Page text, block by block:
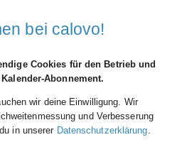
Schleswig-Holstein
bei calovo!
Cookies für den Betrieb und
Abonnement.
wir deine Einwilligung. Wir
und Verbesserung
in unserer Datenschutzerklärung.